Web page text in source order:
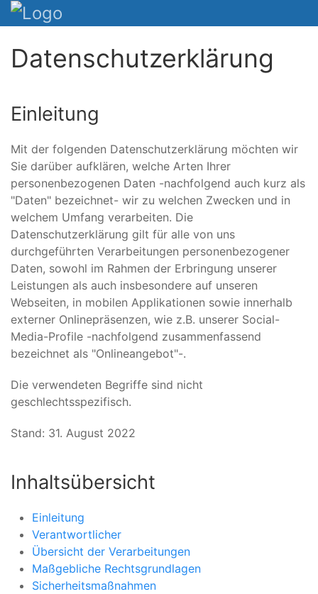
Datenschutzerklärung
Einleitung
Mit der folgenden Datenschutzerklärung möchten wir
Sie darüber aufklären, welche Arten Ihrer
personenbezogenen Daten -nachfolgend auch kurz als
"Daten" bezeichnet- wir zu welchen Zwecken und in
welchem Umfang verarbeiten. Die
Datenschutzerklärung gilt für alle von uns
durchgeführten Verarbeitungen personenbezogener
Daten, sowohl im Rahmen der Erbringung unserer
Leistungen als auch insbesondere auf unseren
Webseiten, in mobilen Applikationen sowie innerhalb
externer Onlinepräsenzen, wie z.B. unserer Social-
Media-Profile -nachfolgend zusammenfassend
bezeichnet als "Onlineangebot"-.
Die verwendeten Begriffe sind nicht
geschlechtsspezifisch.
Stand: 31. August 2022
Inhaltsübersicht
Einleitung
Verantwortlicher
Übersicht der Verarbeitungen
Maßgebliche Rechtsgrundlagen
Sicherheitsmaßnahmen